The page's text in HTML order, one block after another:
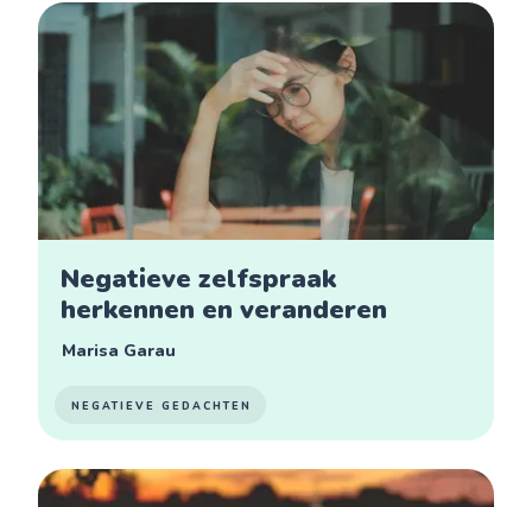
Negatieve zelfspraak
herkennen en veranderen
Marisa Garau
NEGATIEVE GEDACHTEN